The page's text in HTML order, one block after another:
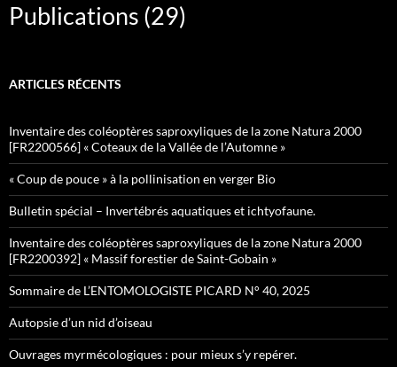
Publications (29)
ARTICLES RÉCENTS
Inventaire des coléoptères saproxyliques de la zone Natura 2000
[FR2200566] « Coteaux de la Vallée de l’Automne »
« Coup de pouce » à la pollinisation en verger Bio
Bulletin spécial – Invertébrés aquatiques et ichtyofaune.
Inventaire des coléoptères saproxyliques de la zone Natura 2000
[FR2200392] « Massif forestier de Saint-Gobain »
Sommaire de L’ENTOMOLOGISTE PICARD N° 40, 2025
Autopsie d’un nid d’oiseau
Ouvrages myrmécologiques : pour mieux s’y repérer.